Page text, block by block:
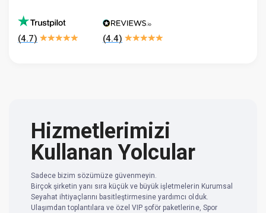
(4.7) (4.4)
Hizmetlerimizi
Kullanan Yolcular
Sadece bizim sözümüze güvenmeyin.
Birçok şirketin yanı sıra küçük ve büyük işletmelerin Kurumsal
Seyahat ihtiyaçlarını basitleştirmesine yardımcı olduk.
Ulaşımdan toplantılara ve özel VIP şoför paketlerine, Spor